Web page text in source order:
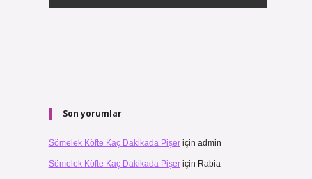
Son yorumlar
Sömelek Köfte Kaç Dakikada Pişeriçin admin
Sömelek Köfte Kaç Dakikada Pişeriçin Rabia